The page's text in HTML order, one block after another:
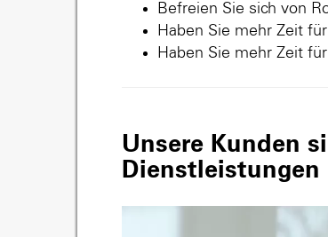
Befreien Sie sich von
Haben Sie mehr Zeit
Haben Sie mehr Zeit
Unsere Kunden
Dienstleistungen